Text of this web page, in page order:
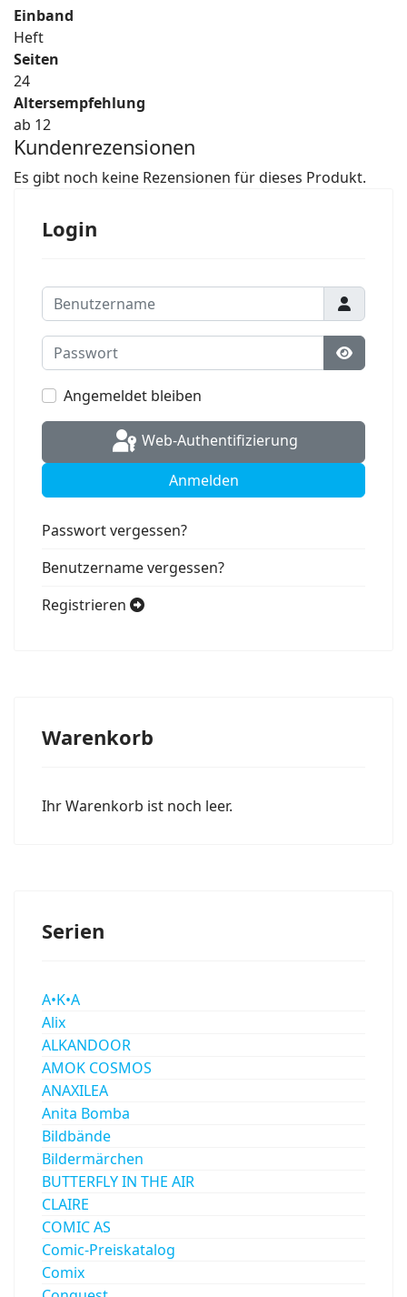
Einband
Heft
Seiten
24
Altersempfehlung
ab 12
Kundenrezensionen
Es gibt noch keine Rezensionen für dieses Produkt.
Login
Benutzername
Passwort
Angemeldet bleiben
Web-Authentifizierung
Anmelden
Passwort vergessen?
Benutzername vergessen?
Registrieren
Warenkorb
Ihr Warenkorb ist noch leer.
Serien
A•K•A
Alix
ALKANDOOR
AMOK COSMOS
ANAXILEA
Anita Bomba
Bildbände
Bildermärchen
BUTTERFLY IN THE AIR
CLAIRE
COMIC AS
Comic-Preiskatalog
Comix